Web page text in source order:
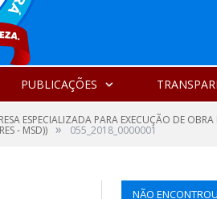
PUBLICAÇÕES
ESPECIALIZADA PARA EXECUÇÃO DE OBRA
- MSD)) » 055_2018_0000001
NÃO